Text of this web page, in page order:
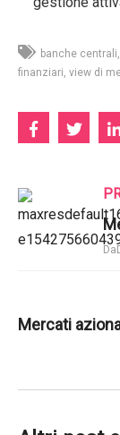
banche centrali
finanziari view di